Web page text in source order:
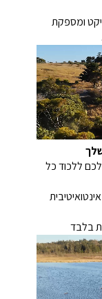
ומספקת
ללכוד כל
בלבד